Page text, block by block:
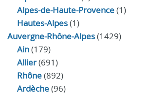
Alpes-de-Haute-Provence(1)
Hautes-Alpes(1)
Auvergne-Rhône-Alpes(1429)
Ain(179)
Allier(691)
Rhône(892)
Ardèche(96)